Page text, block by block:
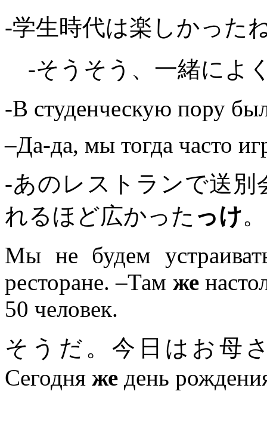
-学生時代は楽しかった
-そうそう、一緒によ
-В студенческую пору
–Да-да, мы тогда часто
-あのレストランで送
れるほど広かった っけ。
Мы не будем
ресторане. –Там же
50 человек.
そうだ。今日はお母
Сегодня же день